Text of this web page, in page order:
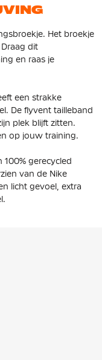
Het broekje
dit
en raas je
een strakke
De flyvent tailleband
plek blijft zitten.
op jouw training.
gerecycled
van de Nike
licht gevoel, extra